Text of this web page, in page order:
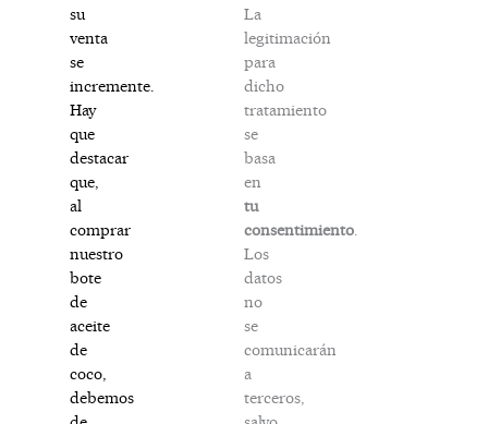
su
venta
se
incremente.
Hay
que
destacar
que,
al
comprar
nuestro
bote
de
aceite
de
coco,
debemos
La
legitimación
para
dicho
tratamiento
se
basa
en
tu
consentimiento.
Los
datos
no
se
comunicarán
a
terceros,